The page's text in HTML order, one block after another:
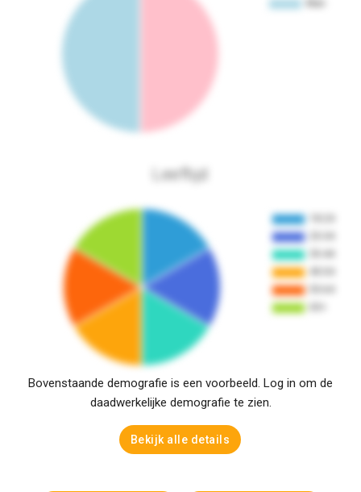
Leeftijd
Bovenstaande demografie is een voorbeeld. Log in om de
daadwerkelijke demografie te zien.
Bekijk alle details